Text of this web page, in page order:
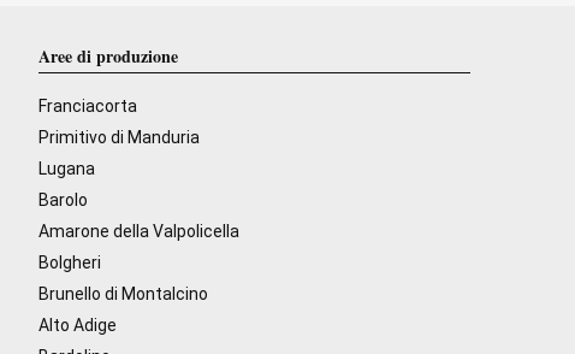
Aree di produzione
Franciacorta
Primitivo di Manduria
Lugana
Barolo
Amarone della Valpolicella
Bolgheri
Brunello di Montalcino
Alto Adige